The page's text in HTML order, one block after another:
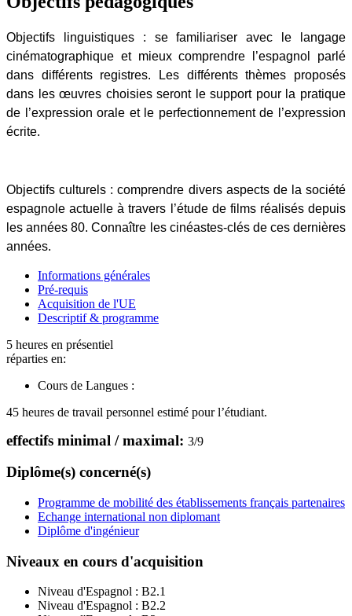
Objectifs linguistiques: se familiariser avec le langage
cinématographique et mieux comprendre l’espagnol parlé
dans différents registres. Les différents thèmes proposés
dans les œuvres choisies seront le support pour la pratique
de l’expression orale et le perfectionnement de l’expression
écrite.
Objectifs culturels : comprendre divers aspects de la société
espagnole actuelle à travers l’étude de films réalisés depuis
les années 80. Connaître les cinéastes-clés de ces dernières
années.
Informations générales
Pré-requis
Acquisition de l'UE
Descriptif & programme
5 heures en présentiel
réparties en:
Cours de Langues :
45 heures de travail personnel estimé pour l’étudiant.
effectifs minimal / maximal: 3/9
Diplôme(s) concerné(s)
Programme de mobilité des établissements français partenaires
Echange international non diplomant
Diplôme d'ingénieur
Niveaux en cours d'acquisition
Niveau d'Espagnol : B2.1
Niveau d'Espagnol : B2.2